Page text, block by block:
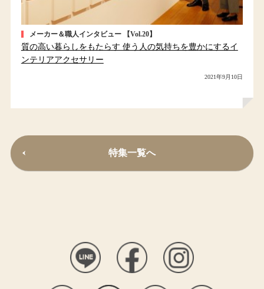
メーカー＆職人インタビュー 【Vol.20】
質の高い暮らしをもたらす 使う人の気持ちを豊かにするイ
ンテリアアクセサリー
2021年9月10日
特集一覧へ